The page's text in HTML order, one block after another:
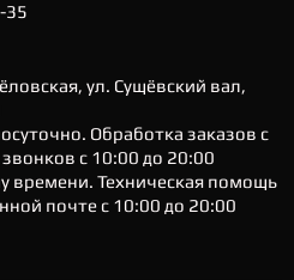
35
ул. Сущёвский вал,
Обработка заказов с
с 10:00 до 20:00
времени. Техническая помощь
почте с 10:00 до 20:00